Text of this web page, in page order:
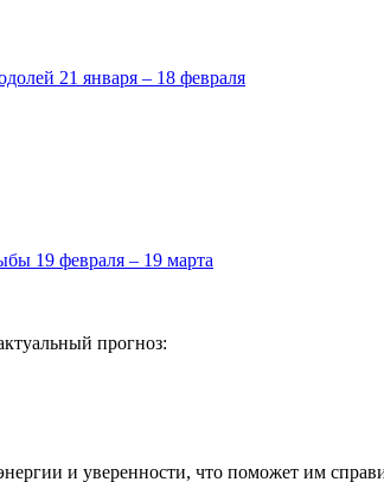
21 января – 18 февраля
19 февраля – 19 марта
прогноз:
и уверенности, что поможет им